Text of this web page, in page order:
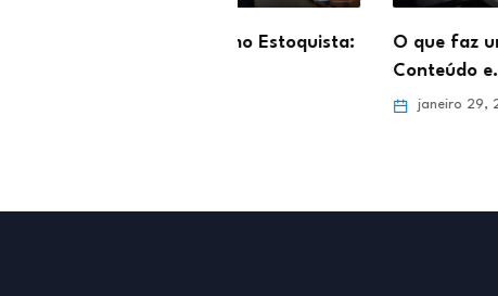
O que faz um Moderador de